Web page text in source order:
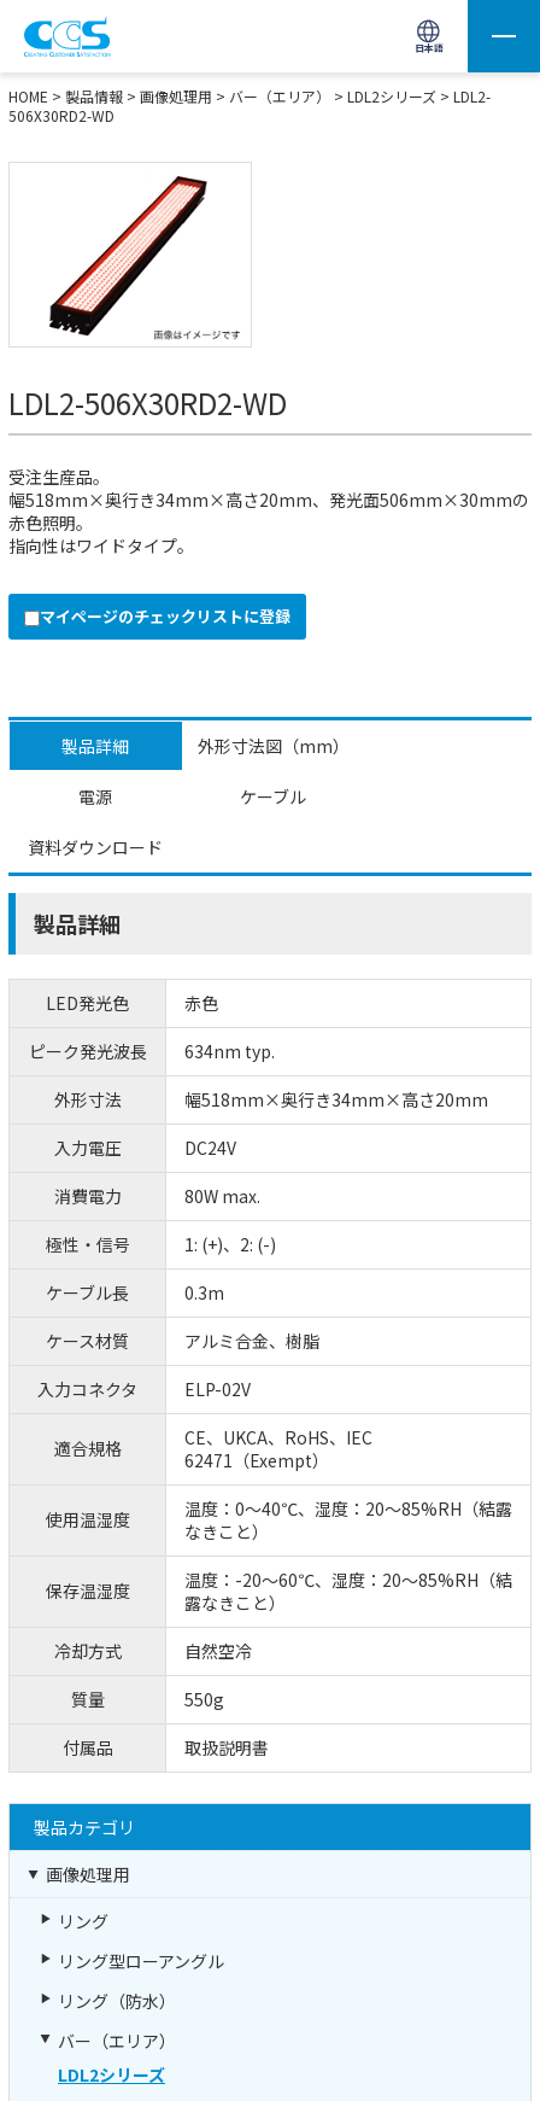
日本語
画像処理用の製品検索 サイト内検索(Enterで実行)
HOME > 製品情報 > 画像処理用 > バー（エリア） > LDL2シリーズ > LDL2-
506X30RD2-WD
LDL2-506X30RD2-WD
受注生産品。
幅518mm×奥行き34mm×高さ20mm、発光面506mm×30mmの
赤色照明。
指向性はワイドタイプ。
マイページのチェックリストに登録
製品詳細 外形寸法図（mm）
電源 ケーブル
資料ダウンロード
製品詳細
LED発光色
赤色
ピーク発光波長
634nm typ.
外形寸法
幅518mm×奥行き34mm×高さ20mm
入力電圧
DC24V
消費電力
80W max.
極性・信号
1: (+)、2: (-)
ケーブル長
0.3m
ケース材質
アルミ合金、樹脂
入力コネクタ
ELP-02V
適合規格
CE、UKCA、RoHS、IEC
62471（Exempt）
使用温湿度
温度：0～40℃、湿度：20～85%RH（結露
なきこと）
保存温湿度
温度：-20～60℃、湿度：20～85%RH（結
露なきこと）
冷却方式
自然空冷
質量
550g
付属品
取扱説明書
製品カテゴリ
画像処理用
リング
リング型ローアングル
リング（防水）
バー（エリア）
LDL2シリーズ